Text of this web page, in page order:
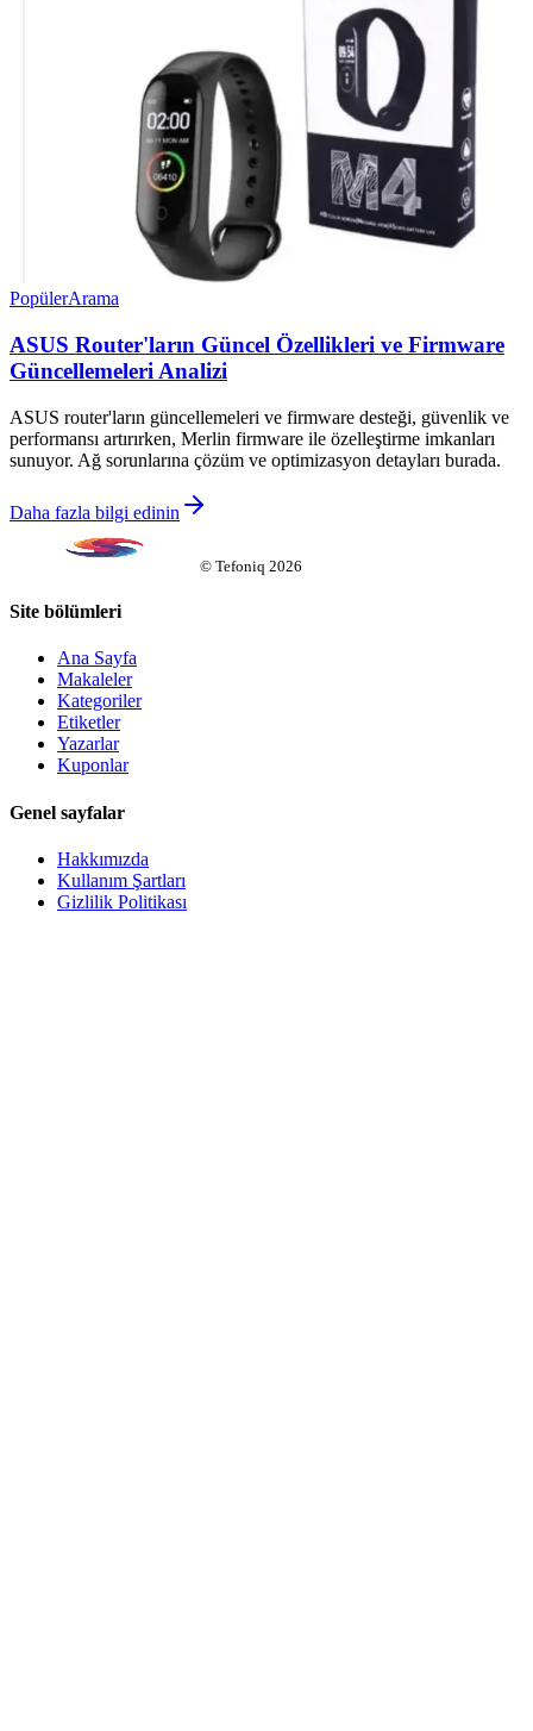
PopülerArama
ASUS Router'ların Güncel Özellikleri ve Firmware
Güncellemeleri Analizi
ASUS router'ların güncellemeleri ve firmware desteği, güvenlik ve
performansı artırırken, Merlin firmware ile özelleştirme imkanları
sunuyor. Ağ sorunlarına çözüm ve optimizasyon detayları burada.
Daha fazla bilgi edinin
© Tefoniq 2026
Site bölümleri
Ana Sayfa
Makaleler
Kategoriler
Etiketler
Yazarlar
Kuponlar
Genel sayfalar
Hakkımızda
Kullanım Şartları
Gizlilik Politikası